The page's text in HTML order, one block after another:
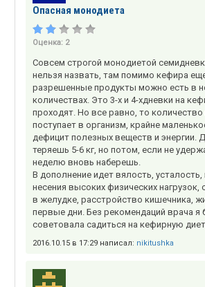
Опасная монодиета
Оценка: 2
Совсем строгой монодиетой
нельзя назвать, там помимо кефира
разрешенные продукты можно есть в
количествах. Это 3-х и 4-хдневки на
проходят. Но все равно, то количество
поступает в организм, крайне
дефицит полезных веществ и энергии.
теряешь 5-6 кг, но потом, если не
неделю вновь наберешь.
В дополнение идет вялость,
несения высоких физических нагрузок,
в желудке, расстройство кишечника,
первые дни. Без рекомендаций врача я
советовала садиться на кефирную
2016.10.15 в 17:29 написал: nikitushka